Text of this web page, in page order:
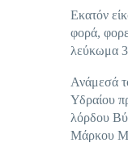
Εκατόν
φορά,
λεύκωμα
Ανάμεσά
Υδραίου
λόρδου
Μάρκου